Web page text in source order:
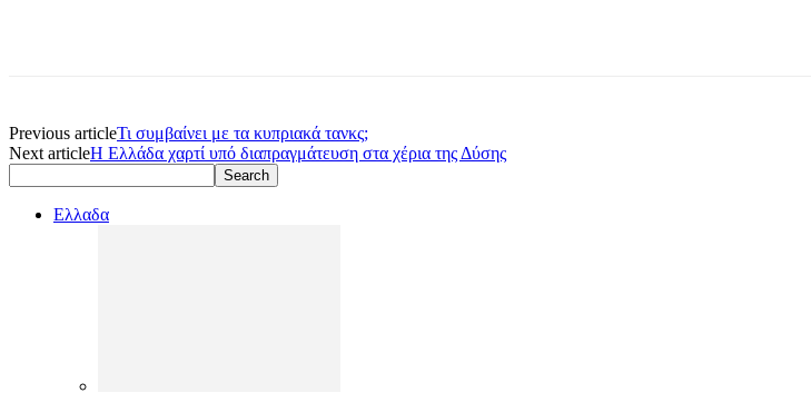
Previous articleΤι συμβαίνει με τα κυπριακά τανκς;
Next articleΗ Ελλάδα χαρτί υπό διαπραγμάτευση στα χέρια της Δύσης
Ελλαδα